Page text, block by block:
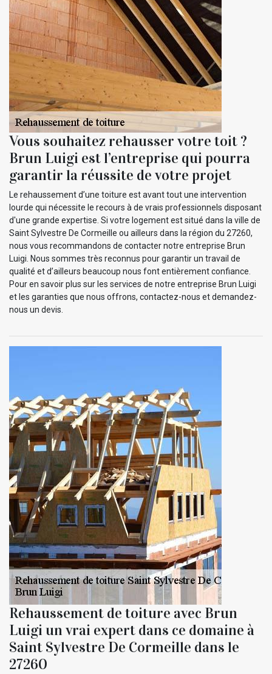
Vous souhaitez rehausser votre toit ?
Brun Luigi est l’entreprise qui pourra
garantir la réussite de votre projet
Le rehaussement d’une toiture est avant tout une intervention
lourde qui nécessite le recours à de vrais professionnels disposant
d'une grande expertise. Si votre logement est situé dans la ville de
Saint Sylvestre De Cormeille ou ailleurs dans la région du 27260,
nous vous recommandons de contacter notre entreprise Brun
Luigi. Nous sommes très reconnus pour garantir un travail de
qualité et d’ailleurs beaucoup nous font entièrement confiance.
Pour en savoir plus sur les services de notre entreprise Brun Luigi
et les garanties que nous offrons, contactez-nous et demandez-
nous un devis.
Rehaussement de toiture avec Brun
Luigi un vrai expert dans ce domaine à
Saint Sylvestre De Cormeille dans le
27260